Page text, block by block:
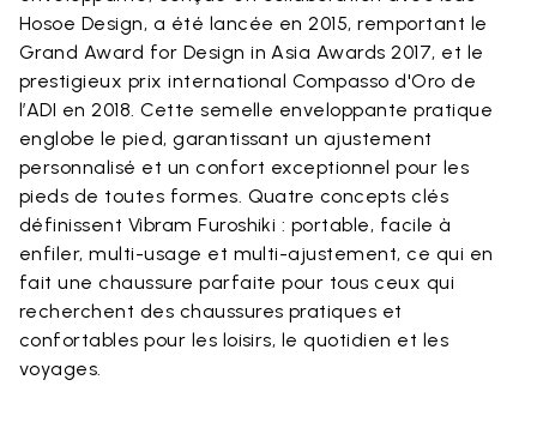
Hosoe Design, a été lancée en 2015, remportant le
Grand Award for Design in Asia Awards 2017, et le
prestigieux prix international Compasso d'Oro de
l’ADI en 2018. Cette semelle enveloppante pratique
englobe le pied, garantissant un ajustement
personnalisé et un confort exceptionnel pour les
pieds de toutes formes. Quatre concepts clés
définissent Vibram Furoshiki : portable, facile à
enfiler, multi-usage et multi-ajustement, ce qui en
fait une chaussure parfaite pour tous ceux qui
recherchent des chaussures pratiques et
confortables pour les loisirs, le quotidien et les
voyages.​